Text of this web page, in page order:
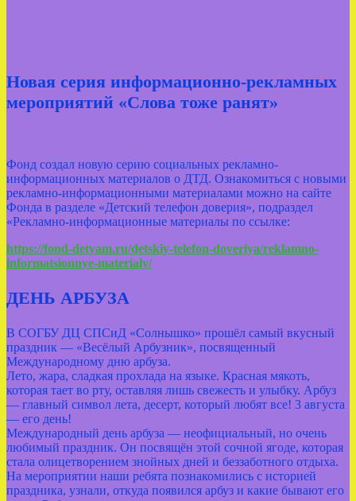
Новая серия информационно-рекламных
мероприятий «Слова тоже ранят»
Фонд создал новую серию социальных рекламно-
информационных материалов о ДТД. Ознакомиться с новыми
рекламно-информационными материалами можно на сайте
Фонда в разделе «Детский телефон доверия», подраздел
«Рекламно-информационные материалы по ссылке:
https://fond-detyam.ru/detskiy-telefon-doveriya/reklamno-
informatsionnye-materialy/
ДЕНЬ АРБУЗА
В СОГБУ ДЦ СПСиД «Солнышко» прошёл самый вкусный
праздник — «Весёлый Арбузник», посвященный
Международному дню арбуза.
Лето, жара, сладкая прохлада на языке. Красная мякоть,
которая тает во рту, оставляя лишь свежесть и улыбку. Арбуз
— главный символ лета, десерт, который любят все! 3 августа
— его день!
Международный день арбуза — неофициальный, но очень
любимый праздник. Он посвящён этой сочной ягоде, которая
стала олицетворением знойных дней и беззаботного отдыха.
На мероприятии наши ребята познакомились с историей
праздника, узнали, откуда появился арбуз и какие бывают его